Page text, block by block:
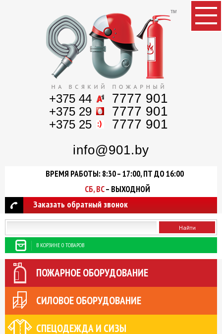
+375 44 7777 901
+375 29 7777 901
+375 25
7777 901
info@901.by
ВРЕМЯ РАБОТЫ: 8:30 – 17:00, ПТ ДО 16:00
СБ, ВС– ВЫХОДНОЙ
Заказать обратный звонок
В КОРЗИНЕ 0 ТОВАРОВ
ПОЖАРНОЕ ОБОРУДОВАНИЕ
СИЛОВОЕ ОБОРУДОВАНИЕ
СПЕЦОДЕЖДА И СИЗЫ